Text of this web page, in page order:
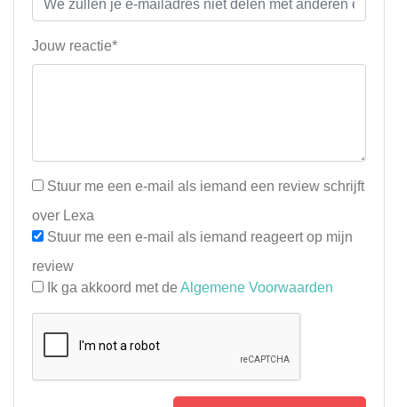
Jouw reactie*
Stuur me een e-mail als iemand een review schrijft
over Lexa
Stuur me een e-mail als iemand reageert op mijn
review
Ik ga akkoord met de Algemene Voorwaarden